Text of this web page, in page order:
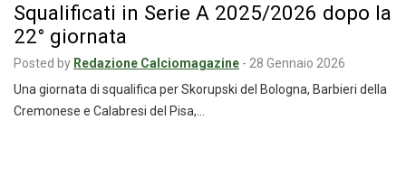
Squalificati in Serie A 2025/2026 dopo la
22° giornata
Posted by Redazione Calciomagazine - 28 Gennaio 2026
Una giornata di squalifica per Skorupski del Bologna, Barbieri della
Cremonese e Calabresi del Pisa,…